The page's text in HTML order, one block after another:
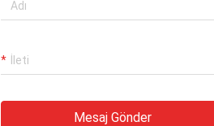
Mesaj Gönder